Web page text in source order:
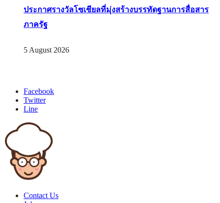
ประกาศรางวัลโซเชียลที่มุ่งสร้างบรรทัดฐานการสื่อสาร
ภาครัฐ
5 August 2026
Facebook
Twitter
Line
Contact Us